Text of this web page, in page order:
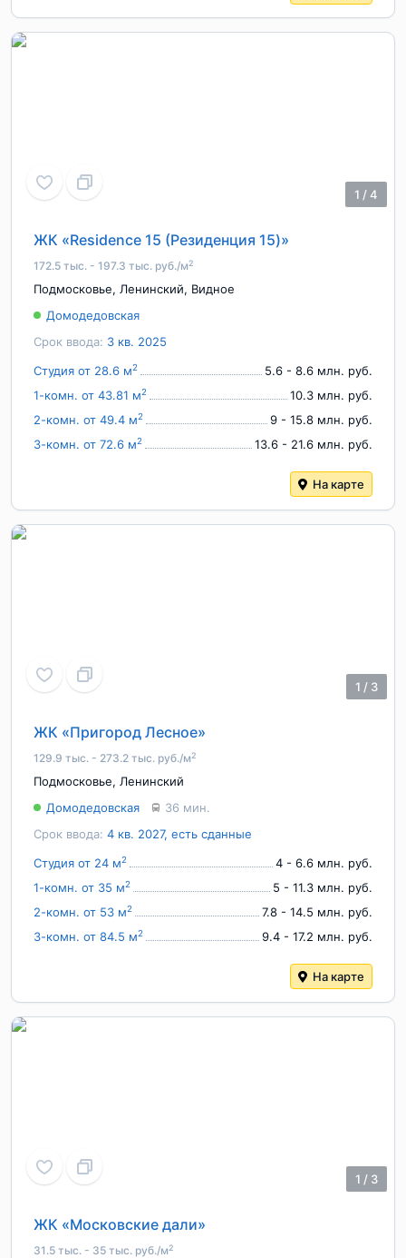
1 /4
ЖК «Residence 15 (Резиденция 15)»
172.5 тыс. - 197.3 тыс. руб./м2
Подмосковье, Ленинский, Видное
Срок ввода: 3 кв. 2025
Домодедовская
Студия от 28.6 м2
5.6 - 8.6 млн. руб.
1-комн. от 43.81 м2
10.3 млн. руб.
2-комн. от 49.4 м2
9 - 15.8 млн. руб.
3-комн. от 72.6 м2 13.6 - 21.6 млн. руб.
На карте
1 / 3
ЖК «Пригород Лесное»
129.9 тыс. - 273.2 тыс. руб./м2
Подмосковье, Ленинский
Срок ввода: 4 кв. 2027, есть сданные
Домодедовская 36 мин.
Студия от 24 м2
4 - 6.6 млн. руб.
1-комн. от 35 м2
5 - 11.3 млн. руб.
2-комн. от 53 м2
7.8 - 14.5 млн. руб.
3-комн. от 84.5 м2 9.4 - 17.2 млн. руб.
На карте
1 / 3
ЖК «Московские дали»
31.5 тыс. - 35 тыс. руб./м2